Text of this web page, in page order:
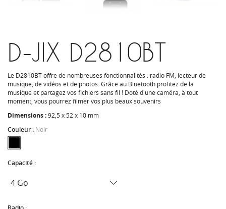
D-JIX D2810BT
Le D2810BT offre de nombreuses fonctionnalités : radio FM, lecteur de
musique, de vidéos et de photos. Grâce au Bluetooth profitez de la
musique et partagez vos fichiers sans fil ! Doté d'une caméra, à tout
moment, vous pourrez filmer vos plus beaux souvenirs
Dimensions :92,5 x 52 x 10 mm
Couleur : Noir
Capacité :